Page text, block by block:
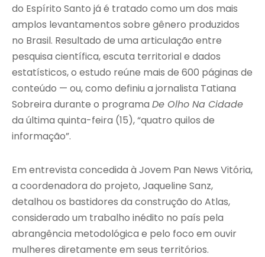
do Espírito Santo já é tratado como um dos mais
amplos levantamentos sobre gênero produzidos
no Brasil. Resultado de uma articulação entre
pesquisa científica, escuta territorial e dados
estatísticos, o estudo reúne mais de 600 páginas de
conteúdo — ou, como definiu a jornalista Tatiana
Sobreira durante o programa De Olho Na Cidade
da última quinta-feira (15), “quatro quilos de
informação”.
Em entrevista concedida à Jovem Pan News Vitória,
a coordenadora do projeto, Jaqueline Sanz,
detalhou os bastidores da construção do Atlas,
considerado um trabalho inédito no país pela
abrangência metodológica e pelo foco em ouvir
mulheres diretamente em seus territórios.